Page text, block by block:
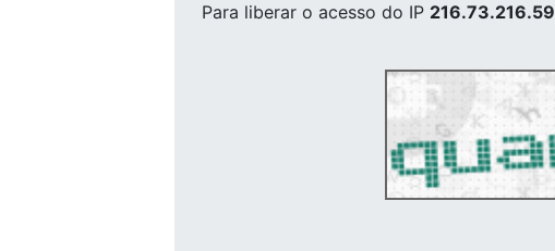
Para liberar o acesso do IP 216.73.216.59